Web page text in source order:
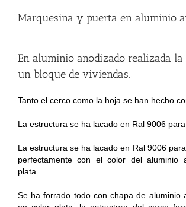
Marquesina y puerta en aluminio
En aluminio anodizado realizada
un bloque de viviendas.
Tanto el cerco como la hoja se han hecho
La estructura se ha lacado en Ral 9006
La estructura se ha lacado en Ral 9006
perfectamente con el color del aluminio
plata.
Se ha forrado todo con chapa de aluminio